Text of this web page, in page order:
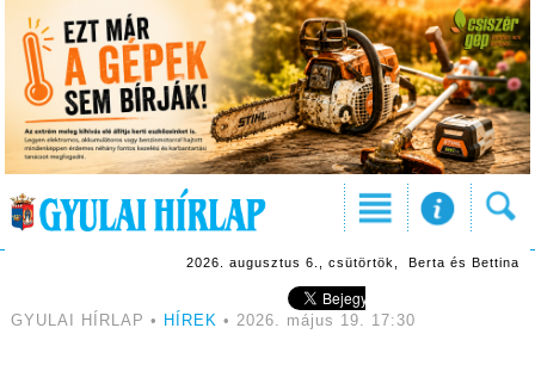
2026. augusztus 6., csütörtök, Berta és Bettina
GYULAI HÍRLAP • HÍREK • 2026. május 19. 17:30